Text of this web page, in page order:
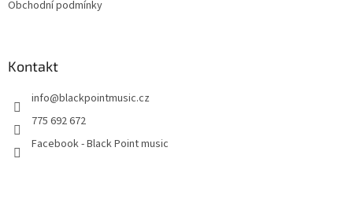
Obchodní podmínky
Kontakt
info@blackpointmusic.cz
775 692 672
Facebook - Black Point music